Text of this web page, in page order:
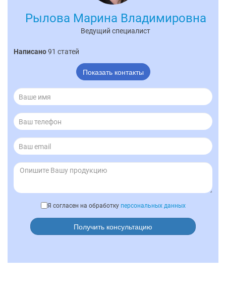
Рылова Марина Владимировна
Ведущий специалист
Написано91 статей
Показать контакты
Я согласен на обработку персональных данных
Получить консультацию